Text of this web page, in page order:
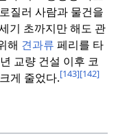
질러 사람과 물건을
기 초까지만 해도 관
해 견과류 페리를 타
교량 건설 이후 코
게 줄었다.[143][142]